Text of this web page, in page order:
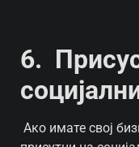
6.
Ако имате свој